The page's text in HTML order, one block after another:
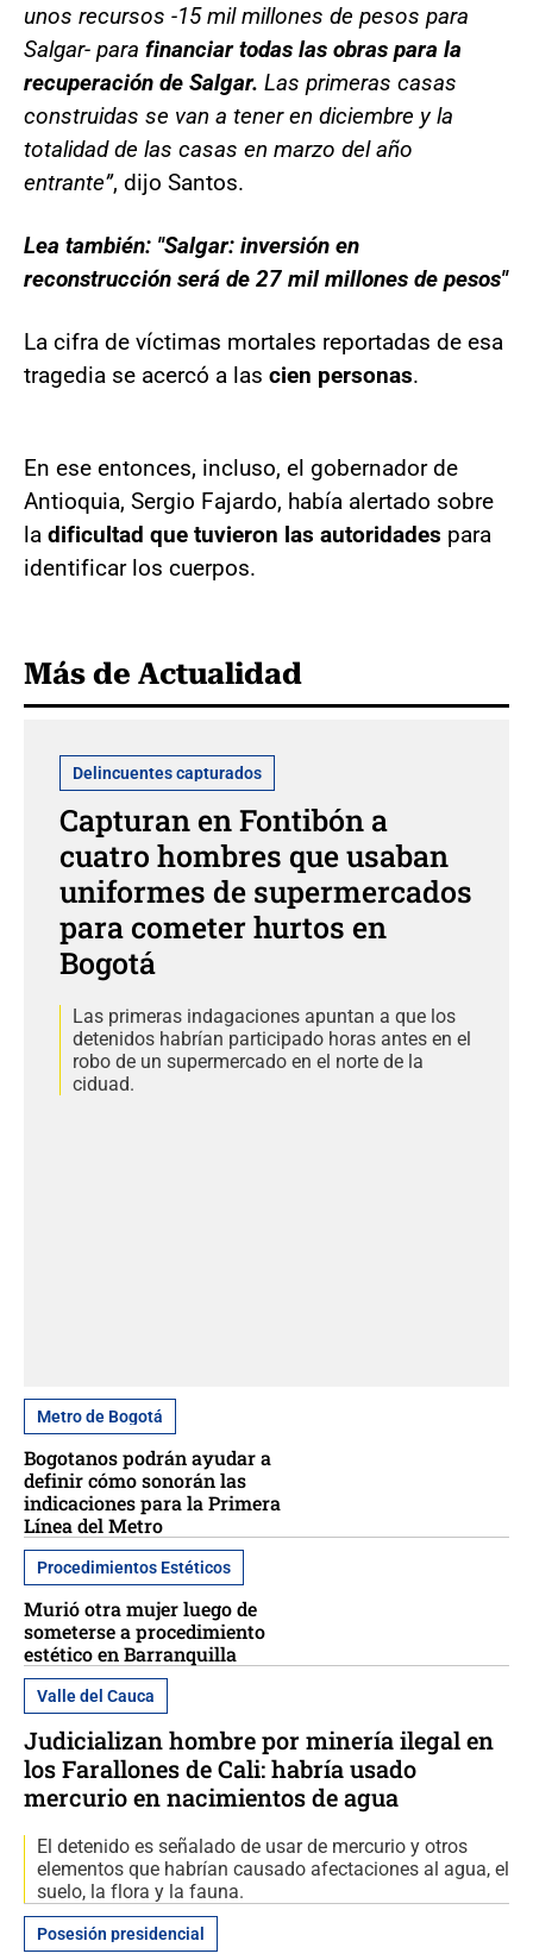
unos recursos -15 mil millones de pesos para
Salgar- para financiar todas las obras para la
recuperación de Salgar. Las primeras casas
construidas se van a tener en diciembre y la
totalidad de las casas en marzo del año
entrante”, dijo Santos.
Lea también: "Salgar: inversión en
reconstrucción será de 27 mil millones de pesos"
La cifra de víctimas mortales reportadas de esa
tragedia se acercó a las cien personas.
En ese entonces, incluso, el gobernador de
Antioquia, Sergio Fajardo, había alertado sobre
la dificultad que tuvieron las autoridades para
identificar los cuerpos.
Más de Actualidad
Delincuentes capturados
Capturan en Fontibón a
cuatro hombres que usaban
uniformes de supermercados
para cometer hurtos en
Bogotá
Las primeras indagaciones apuntan a que los
detenidos habrían participado horas antes en el
robo de un supermercado en el norte de la
ciduad.
Metro de Bogotá
Bogotanos podrán ayudar a
definir cómo sonorán las
indicaciones para la Primera
Línea del Metro
Procedimientos Estéticos
Murió otra mujer luego de
someterse a procedimiento
estético en Barranquilla
Valle del Cauca
Judicializan hombre por minería ilegal en
los Farallones de Cali: habría usado
mercurio en nacimientos de agua
El detenido es señalado de usar de mercurio y otros
elementos que habrían causado afectaciones al agua, el
suelo, la flora y la fauna.
Posesión presidencial